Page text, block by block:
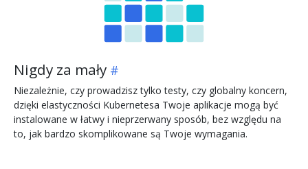
Nigdy za mały
Niezależnie, czy prowadzisz tylko testy, czy globalny koncern,
dzięki elastyczności Kubernetesa Twoje aplikacje mogą być
instalowane w łatwy i nieprzerwany sposób, bez względu na
to, jak bardzo skomplikowane są Twoje wymagania.